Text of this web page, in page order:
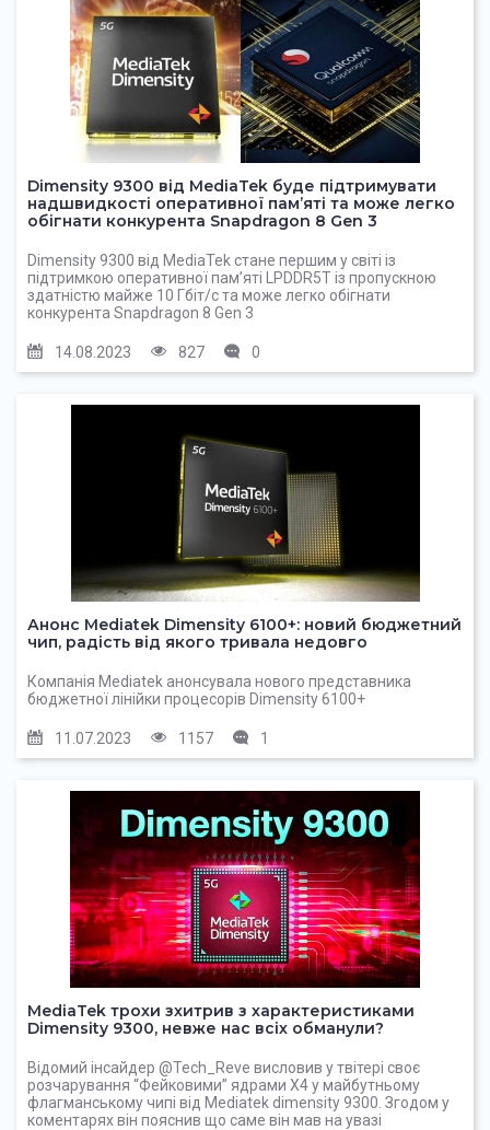
Dimensity 9300 від MediaTek буде підтримувати
надшвидкості оперативної пам’яті та може легко
обігнати конкурента Snapdragon 8 Gen 3
Dimensity 9300 від MediaTek стане першим у світі із
підтримкою оперативної пам’яті LPDDR5T із пропускною
здатністю майже 10 Гбіт/с та може легко обігнати
конкурента Snapdragon 8 Gen 3
14.08.2023 827 0
Анонс Mediatek Dimensity 6100+: новий бюджетний
чип, радість від якого тривала недовго
Компанія Mediatek анонсувала нового представника
бюджетної лінійки процесорів Dimensity 6100+
11.07.2023 1157 1
MediaTek трохи зхитрив з характеристиками
Dimensity 9300, невже нас всіх обманули?
Відомий інсайдер @Tech_Reve висловив у твітері своє
розчарування “Фейковими” ядрами X4 у майбутньому
флагманському чипі від Mediatek dimensity 9300. Згодом у
коментарях він пояснив що саме він мав на увазі